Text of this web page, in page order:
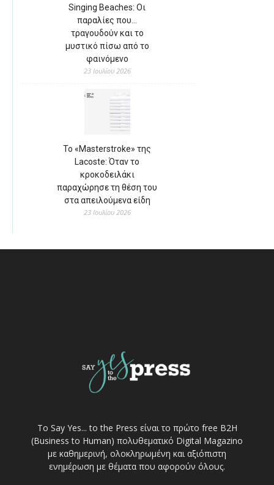
Singing Beaches: Οι
παραλίες που…
τραγουδούν και το
μυστικό πίσω από το
φαινόμενο
23 Ιουλίου 2026
Το «Masterstroke» της
Lacoste: Όταν το
κροκοδειλάκι
παραχώρησε τη θέση του
στα απειλούμενα είδη
23 Ιουλίου 2026
Το Say Yes... to the Press είναι το πρώτο free Β2Η
(Business to Human) πολυθεματικό Digital Magazino
με καθημερινή, ολοκληρωμένη και αξιόπιστη
ενημέρωση με θέματα που αφορούν όλους.